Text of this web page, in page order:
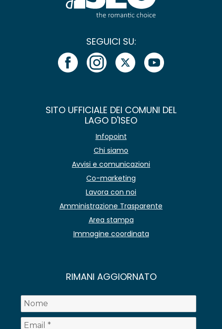
SEGUICI SU:
SITO UFFICIALE DEI COMUNI DEL
LAGO D'ISEO
Infopoint
Chi siamo
Avvisi e comunicazioni
Co-marketing
Lavora con noi
Amministrazione Trasparente
Area stampa
Immagine coordinata
RIMANI AGGIORNATO